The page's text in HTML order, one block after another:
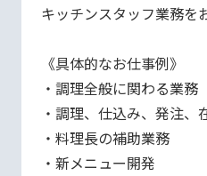
キッチンスタッフ業務を
《具体的なお仕事例》
・調理全般に関わる業務
・調理、仕込み、発注、
・料理長の補助業務
・新メニュー開発